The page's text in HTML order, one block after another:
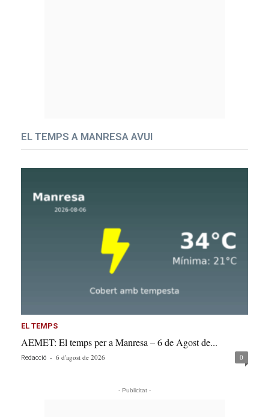
EL TEMPS A MANRESA AVUI
EL TEMPS
AEMET: El temps per a Manresa – 6 de Agost de...
Redacció - 6 d'agost de 2026 0
- Publicitat -